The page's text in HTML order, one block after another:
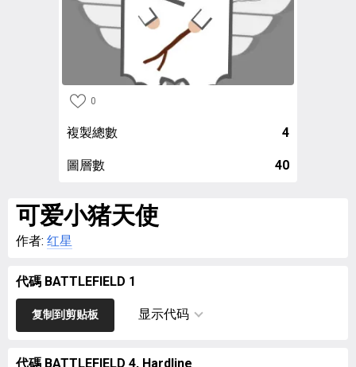
0
複製總數 4
圖層數 40
可爱小猪天使
作者: 红星
代碼 BATTLEFIELD 1
复制到剪贴板 显示代码
代碼 BATTLEFIELD 4, Hardline